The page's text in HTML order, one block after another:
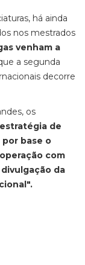
há ainda
nos mestrados
venham a
a segunda
decorre
os
de
base o
com
da